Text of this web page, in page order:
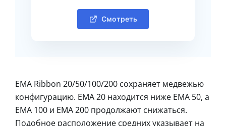
Смотреть
EMA Ribbon 20/50/100/200 сохраняет медвежью
конфигурацию. EMA 20 находится ниже EMA 50, а
EMA 100 и EMA 200 продолжают снижаться.
Подобное расположение средних указывает на